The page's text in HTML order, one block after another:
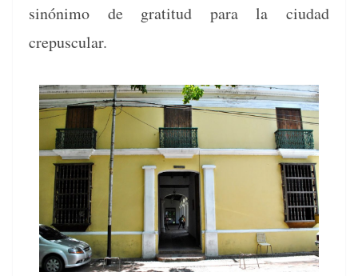
sinón­i­mo de grat­i­tud para la ciu­dad
crepuscular.